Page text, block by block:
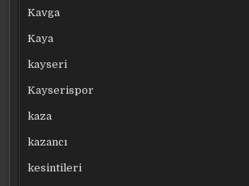
Kavga
Kaya
kayseri
Kayserispor
kaza
kazancı
kesintileri